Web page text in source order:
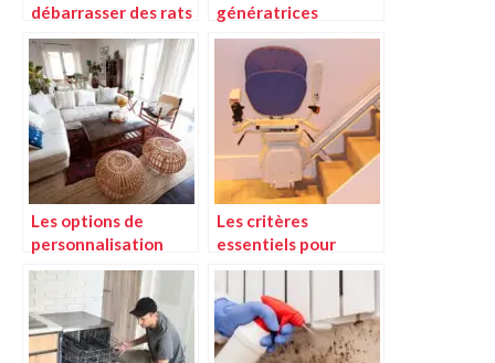
débarrasser des rats
: les solutions les plus
efficaces
génératrices
résidentielles sont
indispensables pour
le télétravail à
Montréal ?
Les options de
personnalisation
pour des portes et
fenêtres à votre
image
Les critères
essentiels pour
sélectionner un
monte-charge
d’escalier